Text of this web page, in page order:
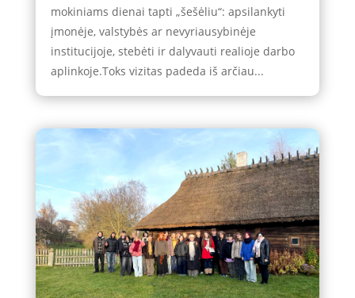
mokiniams dienai tapti „šešėliu“: apsilankyti
įmonėje, valstybės ar nevyriausybinėje
institucijoje, stebėti ir dalyvauti realioje darbo
aplinkoje.Toks vizitas padeda iš arčiau...